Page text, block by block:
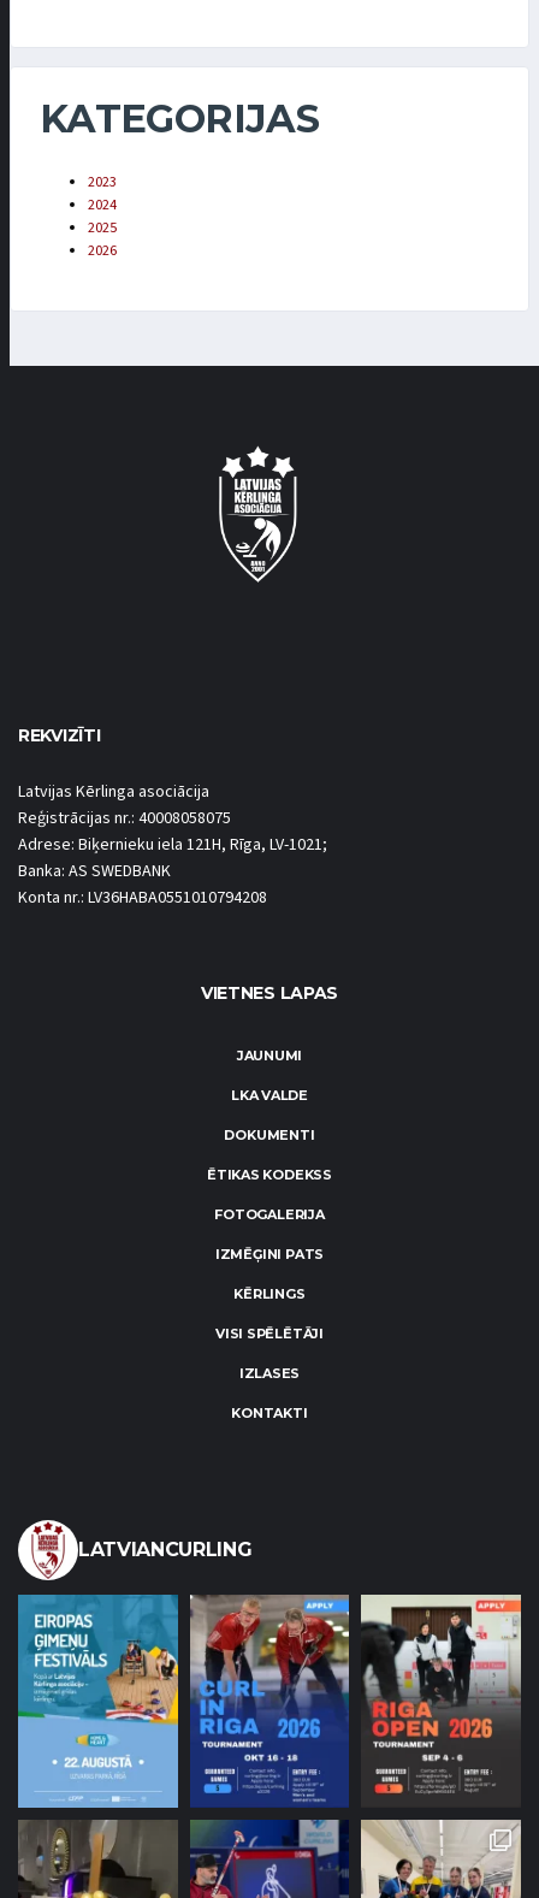
KATEGORIJAS
2023
2024
2025
2026
REKVIZĪTI
Latvijas Kērlinga asociācija
Reģistrācijas nr.: 40008058075
Adrese: Biķernieku iela 121H, Rīga, LV-1021;
Banka: AS SWEDBANK
Konta nr.: LV36HABA0551010794208
VIETNES LAPAS
JAUNUMI
LKA VALDE
DOKUMENTI
ĒTIKAS KODEKSS
FOTOGALERIJA
IZMĒĢINI PATS
KĒRLINGS
VISI SPĒLĒTĀJI
IZLASES
KONTAKTI
LATVIANCURLING